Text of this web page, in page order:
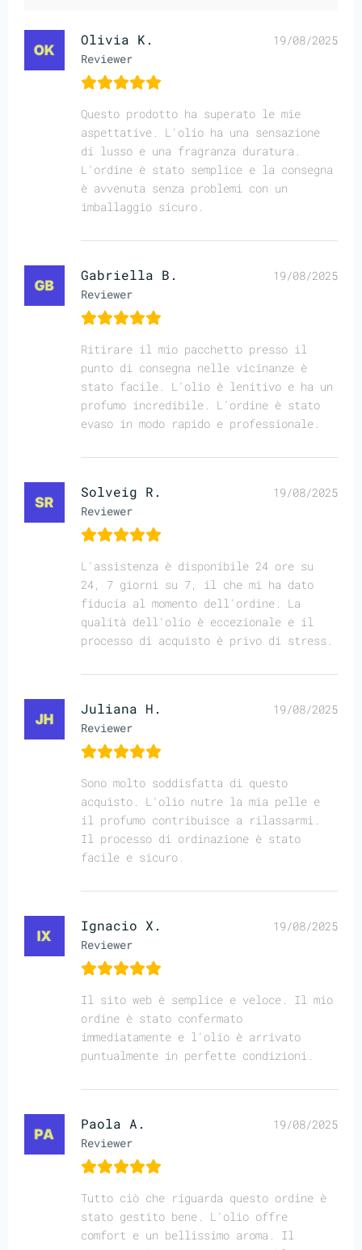
Olivia K.
Reviewer
19/08/2025
Questo prodotto ha superato le mie
aspettative. L'olio ha una sensazione
di lusso e una fragranza duratura.
L'ordine è stato semplice e la consegna
è avvenuta senza problemi con un
imballaggio sicuro.
Gabriella B.
Reviewer
19/08/2025
Ritirare il mio pacchetto presso il
punto di consegna nelle vicinanze è
stato facile. L'olio è lenitivo e ha un
profumo incredibile. L'ordine è stato
evaso in modo rapido e professionale.
Solveig R.
Reviewer
19/08/2025
L'assistenza è disponibile 24 ore su
24, 7 giorni su 7, il che mi ha dato
fiducia al momento dell'ordine. La
qualità dell'olio è eccezionale e il
processo di acquisto è privo di stress.
Juliana H.
Reviewer
19/08/2025
Sono molto soddisfatta di questo
acquisto. L'olio nutre la mia pelle e
il profumo contribuisce a rilassarmi.
Il processo di ordinazione è stato
facile e sicuro.
Ignacio X.
Reviewer
19/08/2025
Il sito web è semplice e veloce. Il mio
ordine è stato confermato
immediatamente e l'olio è arrivato
puntualmente in perfette condizioni.
Paola A.
Reviewer
19/08/2025
Tutto ciò che riguarda questo ordine è
stato gestito bene. L'olio offre
comfort e un bellissimo aroma. Il